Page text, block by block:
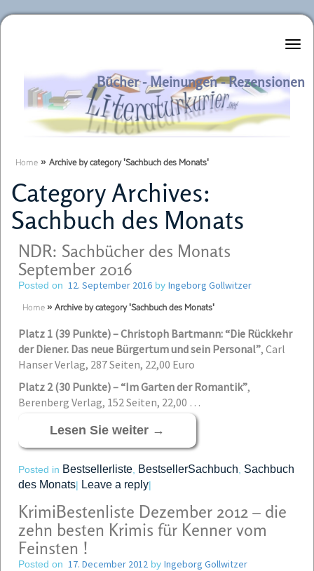
Literaturkurier.net
Bücher - Meinungen - Rezensionen
Home » Archive by category 'Sachbuch des Monats'
Category Archives:
Sachbuch des Monats
NDR: Sachbücher des Monats
September 2016
Posted on 12. September 2016 by Ingeborg Gollwitzer
Home » Archive by category 'Sachbuch des Monats'
Platz 1 (39 Punkte) – Christoph Bartmann: “Die Rückkehr
der Diener. Das neue Bürgertum und sein Personal”, Carl
Hanser Verlag, 287 Seiten, 22,00 Euro
Platz 2 (30 Punkte) – “Im Garten der Romantik”,
Berenberg Verlag, 152 Seiten, 22,00 …
Lesen Sie weiter →
Posted in Bestsellerliste BestsellerSachbuch Sachbuch
des Monats| Leave a reply|
KrimiBestenliste Dezember 2012 – die
zehn besten Krimis für Kenner vom
Feinsten !
Posted on 17. December 2012 by Ingeborg Gollwitzer